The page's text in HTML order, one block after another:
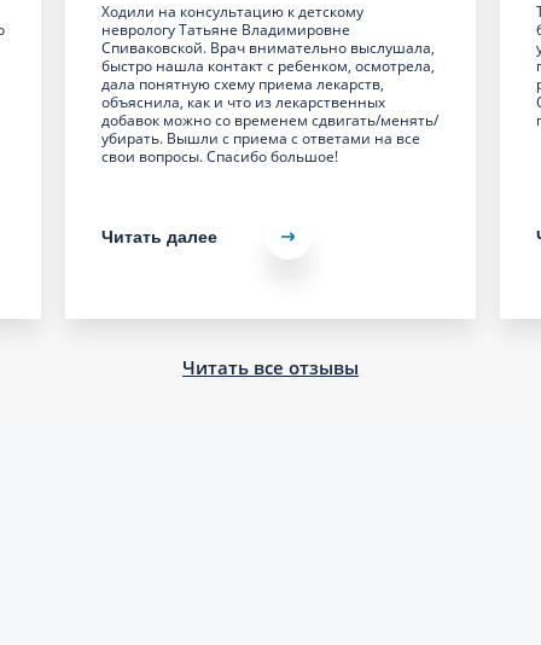
Ходили на консультацию к детскому
неврологу Татьяне Владимировне
Спиваковской. Врач внимательно выслушала,
быстро нашла контакт с ребенком, осмотрела,
дала понятную схему приема лекарств,
объяснила, как и что из лекарственных
добавок можно со временем сдвигать/менять/
убирать. Вышли с приема с ответами на все
свои вопросы. Спасибо большое!
Читать далее
Читать все отзывы